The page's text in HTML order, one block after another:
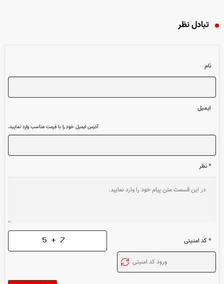
تبادل نظر
نام
ایمیل
آدرس ایمیل خود را با فرمت مناسب وارد نمایید.
* نظر
* کد امنیتی